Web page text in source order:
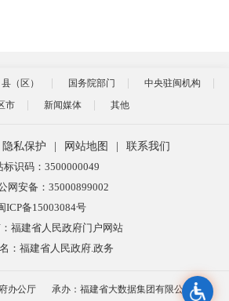
（区） 国务院部门
中央驻闽机构
市
新闻媒体 其他
隐私保护 网站地图
联系我们
标识码：3500000049
网安备：35000899002
ICP备15003084号
福建省人民政府门户网站
：福建省人民政府.政务
办公厅 承办：福建省大数据集团有限公司